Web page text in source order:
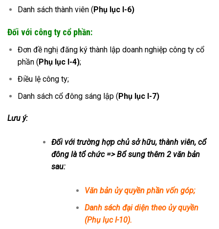
Danh sách thành viên (Phụ lục I-6)
Đối với công ty cổ phần:
Đơn đề nghị đăng ký thành lập doanh nghiệp công ty cổ
phần ( Phụ lục I-4);
Điều lệ công ty;
Danh sách cổ đông sáng lập (Phụ lục I-7)
Lưu ý:
Đối với trường hợp chủ sở hữu, thành viên, cổ
đông là tổ chức => Bổ sung thêm 2 văn bản
sau:
Văn bản ủy quyền phần vốn góp;
Danh sách đại diện theo ủy quyền
(Phụ lục I-10).